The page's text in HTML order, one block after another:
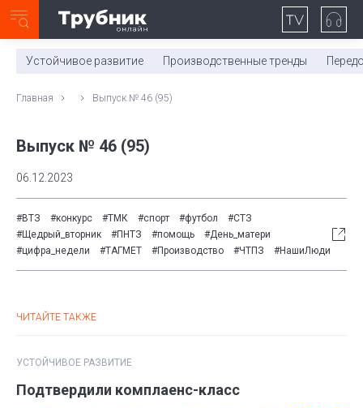
0:00/ 11:03
Устойчивое развитие Производственные тренды
Главная Выпуск № 46 (95)
Выпуск № 46 (95)
06.12.2023
#ВТЗ #конкурс #ТМК #спорт #футбол
#СТЗ
#Щедрый_вторник
#ПНТЗ #помощь
#День_матери
#цифра_недели
#ТАГМЕТ #Производство #ЧТПЗ #НашиЛюди
ЧИТАЙТЕ ТАКЖЕ
УСТОЙЧИВОЕ РАЗВИТИЕ
Подтвердили комплаенс-класс